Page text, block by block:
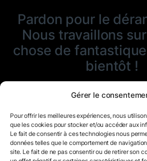
Gérer le
Pour offrir les meilleures expériences, nous
que les cookies pour stocker et/ou accéder aux
Le fait de consentir à ces technologies nous
données telles que le comportement de
site. Le fait de ne pas consentir ou de retirer son
Pardon pour le
Nous travaillons
chose de
bientôt !